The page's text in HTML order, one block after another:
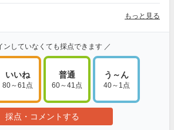
もっと見る
ンしていなくても採点できます ／
いいね
80～61点
普通
60～41点
う～ん
40～1点
採点・コメントする